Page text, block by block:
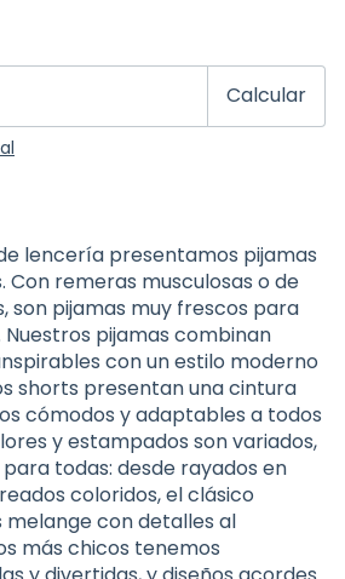
Calcular
lencería presentamos pijamas
Con remeras musculosas o de
son pijamas muy frescos para
pijamas combinan
con un estilo moderno
shorts presentan una cintura
cómodos y adaptables a todos
y estampados son variados,
todas: desde rayados en
coloridos, el clásico
melange con detalles al
más chicos tenemos